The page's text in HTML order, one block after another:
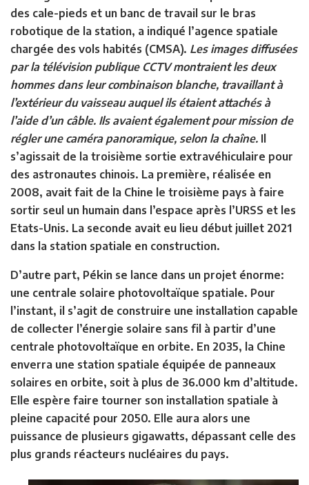
des cale-pieds et un banc de travail sur le bras
robotique de la station, a indiqué l’agence spatiale
chargée des vols habités (CMSA). Les images diffusées
par la télévision publique CCTV montraient les deux
hommes dans leur combinaison blanche, travaillant à
l’extérieur du vaisseau auquel ils étaient attachés à
l’aide d’un câble. Ils avaient également pour mission de
régler une caméra panoramique, selon la chaîne. Il
s’agissait de la troisième sortie extravéhiculaire pour
des astronautes chinois. La première, réalisée en
2008, avait fait de la Chine le troisième pays à faire
sortir seul un humain dans l’espace après l’URSS et les
Etats-Unis. La seconde avait eu lieu début juillet 2021
dans la station spatiale en construction.
D’autre part, Pékin se lance dans un projet énorme:
une centrale solaire photovoltaïque spatiale. Pour
l’instant, il s’agit de construire une installation capable
de collecter l’énergie solaire sans fil à partir d’une
centrale photovoltaïque en orbite. En 2035, la Chine
enverra une station spatiale équipée de panneaux
solaires en orbite, soit à plus de 36.000 km d’altitude.
Elle espère faire tourner son installation spatiale à
pleine capacité pour 2050. Elle aura alors une
puissance de plusieurs gigawatts, dépassant celle des
plus grands réacteurs nucléaires du pays.